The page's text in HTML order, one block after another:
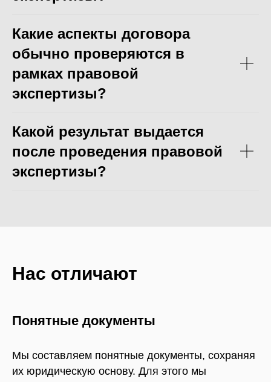
Какие аспекты договора
обычно проверяются в
рамках правовой
экспертизы?
Какой результат выдается
после проведения правовой
экспертизы?
Нас отличают
Понятные документы
Мы составляем понятные документы, сохраняя
их юридическую основу. Для этого мы